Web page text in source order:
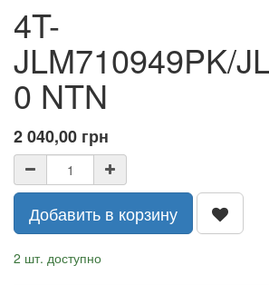
4T-
JLM710949PK/
0 NTN
2 040,00 грн
Добавить в корзину
2 шт. доступно